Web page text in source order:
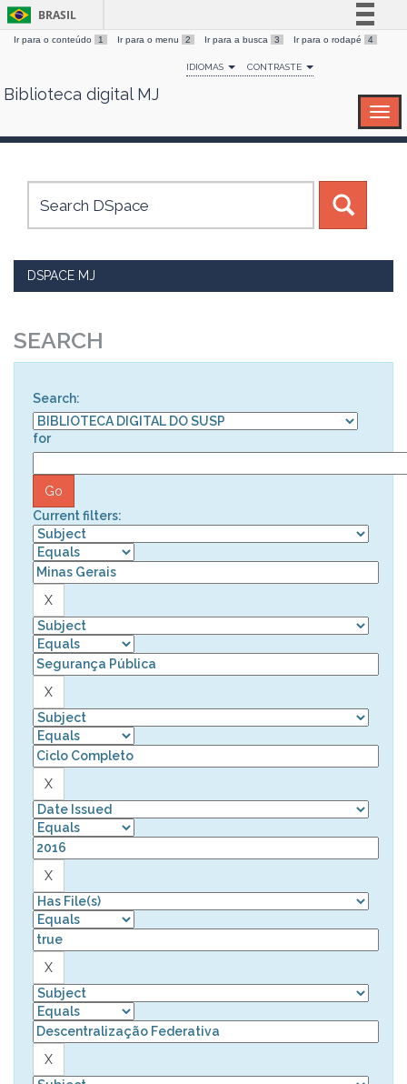
Skip
BRASIL
Simplifique!
Comunica BR
Canais
Ir para o conteúdo 1 Ir para o menu 2 Ir para a busca 3 Ir para o rodapé 4
IDIOMAS CONTRASTE
Biblioteca digital MJ
DSPACE MJ
SEARCH
Search:
for
Current filters: